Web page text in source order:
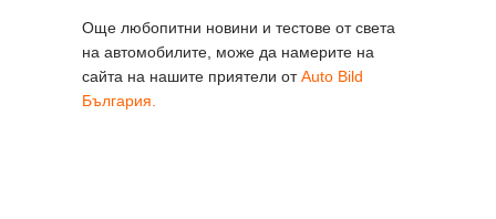
Още любопитни новини и тестове от света
на автомобилите, може да намерите на
сайта на нашите приятели отAuto Bild
България.